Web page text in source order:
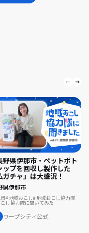
野県伊那市・ペットボト
ップを回収し製作した
ガチャ」は大盛況！
県伊那市
地域おこし 地域おこし協力隊
し協力隊に聞いてみた
ワープシティ公式